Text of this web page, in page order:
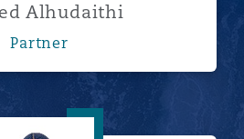
Alhudaithi
Partner
Amina Ali Issaka